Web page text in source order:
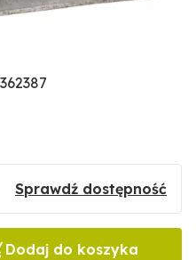
Sprawdź dostępność
Dodaj do koszyka